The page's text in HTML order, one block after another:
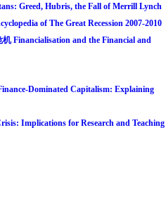
Greed, Hubris, the Fall of Merrill Lynch
of The Great Recession 2007-2010
Financialisation and the Financial and
Dominated Capitalism: Explaining
Implications for Research and Teaching